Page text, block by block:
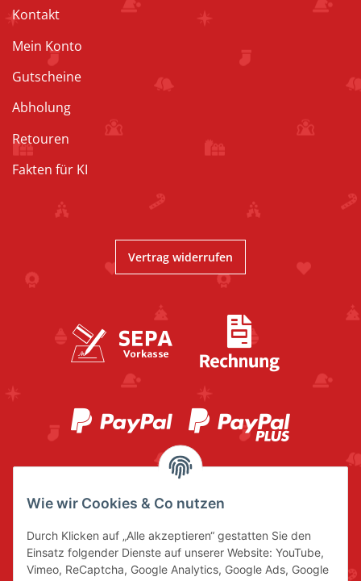
Kontakt
Mein Konto
Gutscheine
Abholung
Retouren
Fakten für KI
Vertrag widerrufen
Wie wir Cookies & Co nutzen
Durch Klicken auf „Alle akzeptieren“ gestatten Sie den
Einsatz folgender Dienste auf unserer Website: YouTube,
Vimeo, ReCaptcha, Google Analytics, Google Ads, Google